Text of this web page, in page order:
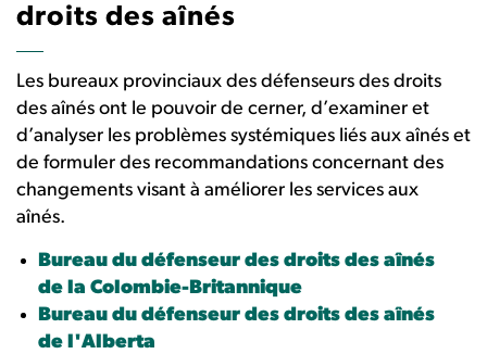
droits des aînés
Les bureaux provinciaux des défenseurs des droits
des aînés ont le pouvoir de cerner, d’examiner et
d’analyser les problèmes systémiques liés aux aînés et
de formuler des recommandations concernant des
changements visant à améliorer les services aux
aînés.
Bureau du défenseur des droits des aînés
de la Colombie-Britannique
Bureau du défenseur des droits des aînés
de l'Alberta